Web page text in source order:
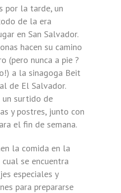
por la tarde, un
de la era
en San Salvador.
hacen su camino
(pero nunca a pie ?
a la sinagoga Beit
de El Salvador.
un surtido de
y postres, junto con
el fin de semana.
la comida en la
se encuentra
especiales y
para prepararse